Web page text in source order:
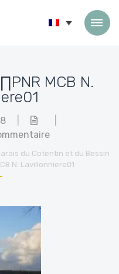
MCB N.
du Cotentin et du Bessin
N. Lavillonniere01